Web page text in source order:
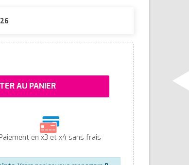
AU PANIER
en x3 et x4 sans frais